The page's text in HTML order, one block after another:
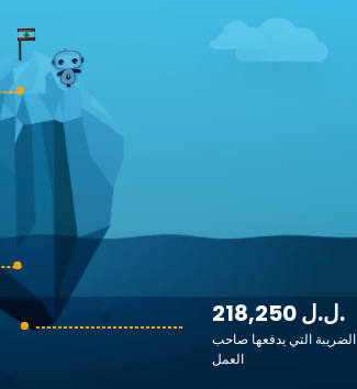
218,250 ل.ل.‎
الضريبة التي يدفعها صاحب
العمل